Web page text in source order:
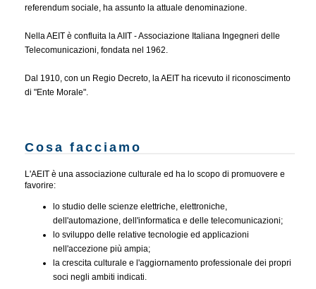
referendum sociale, ha assunto la attuale denominazione.
Nella AEIT è confluita la AIIT - Associazione Italiana Ingegneri delle
Telecomunicazioni, fondata nel 1962.
Dal 1910, con un Regio Decreto, la AEIT ha ricevuto il riconoscimento
di "Ente Morale".
Cosa facciamo
L'AEIT è una associazione culturale ed ha lo scopo di promuovere e
favorire:
lo studio delle scienze elettriche, elettroniche,
dell'automazione, dell'informatica e delle telecomunicazioni;
lo sviluppo delle relative tecnologie ed applicazioni
nell'accezione più ampia;
la crescita culturale e l'aggiornamento professionale dei propri
soci negli ambiti indicati.